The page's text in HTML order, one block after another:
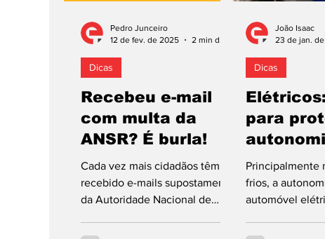
gestão da rede pública de
carregamento no nosso País,
que já conta com mais de 8000
postos, prep
Recebeu e-mail
com multa da
ANSR? É burla!
Cada vez mais cidadãos têm
recebido e-mails supostamente
da Autoridade Nacional de
alertar para supostas...
Dicas
Pedro Junceiro
12 de fev. de 2025
2 min de leitura
para
inverno
Principalmente
frios, a
automóvel
efeitos
Dicas
João Isaac
23 de jan.